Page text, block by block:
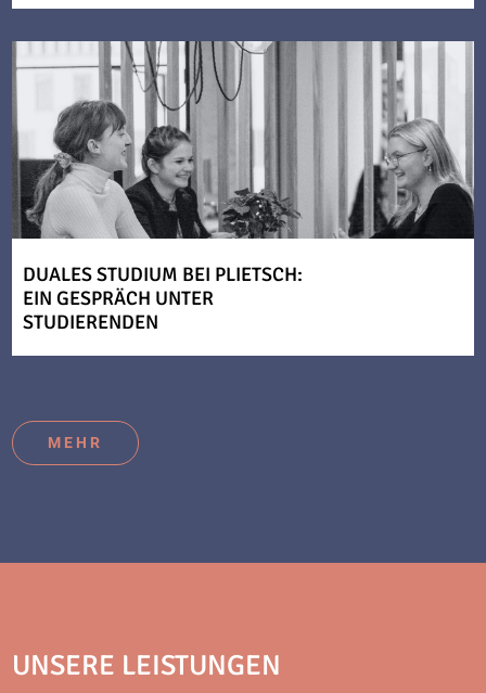
DUALES STUDIUM BEI PLIETSCH:
EIN GESPRÄCH UNTER
STUDIERENDEN
MEHR
UNSERE LEISTUNGEN